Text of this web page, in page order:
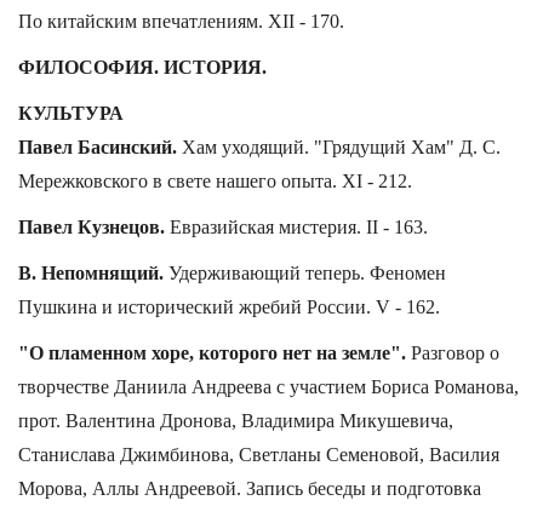
По китайским впечатлениям. XII - 170.
ФИЛОСОФИЯ. ИСТОРИЯ.
КУЛЬТУРА
Павел Басинский. Хам уходящий. "Грядущий Хам" Д. С.
Мережковского в свете нашего опыта. XI - 212.
Павел Кузнецов. Евразийская мистерия. II - 163.
В. Непомнящий. Удерживающий теперь. Феномен
Пушкина и исторический жребий России. V - 162.
"О пламенном хоре, которого нет на земле". Разговор о
творчестве Даниила Андреева с участием Бориса Романова,
прот. Валентина Дронова, Владимира Микушевича,
Станислава Джимбинова, Светланы Семеновой, Василия
Морова, Аллы Андреевой. Запись беседы и подготовка